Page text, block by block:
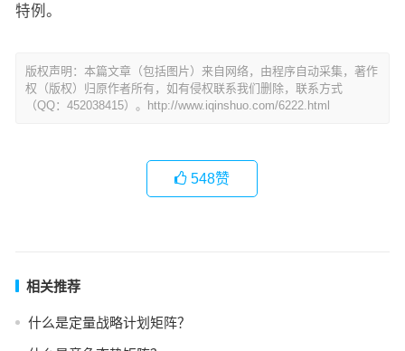
特例。
版权声明：本篇文章（包括图片）来自网络，由程序自动采集，著作
权（版权）归原作者所有，如有侵权联系我们删除，联系方式
（QQ：452038415）。http://www.iqinshuo.com/6222.html
548赞
相关推荐
什么是定量战略计划矩阵？